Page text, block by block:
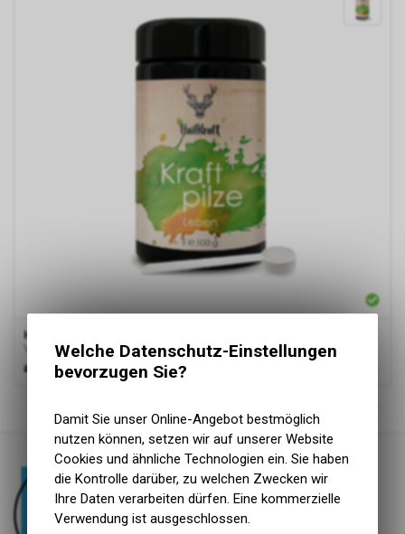
HLKRFT
Vitalpilz Synergetikum
ab 32.50 CHF
Welche Datenschutz-Einstellungen
bevorzugen Sie?
Damit Sie unser Online-Angebot bestmöglich
nutzen können, setzen wir auf unserer Website
Cookies und ähnliche Technologien ein. Sie haben
die Kontrolle darüber, zu welchen Zwecken wir
Ihre Daten verarbeiten dürfen. Eine kommerzielle
Verwendung ist ausgeschlossen.